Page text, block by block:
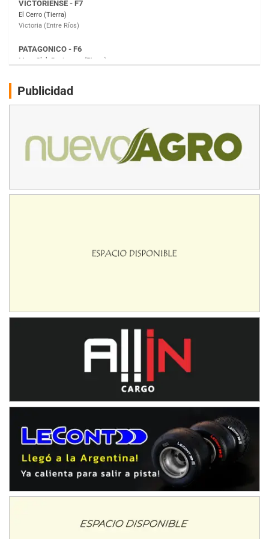
Moto Club Reginense (Tierra)
Gral. E. Godoy (Río Negro)
Juventud Unida (Tierra)
Humboldt (Santa Fe)
NORESTE SANTAFESINO - F6
Ciudad de Avellaneda (Asfalto)
Avellaneda (Santa Fe)
José Samuel Sánchez (Tierra)
Rufino (Santa Fe)
IAME SERIES ARGENTINA 6
Ciudad de Trenque Lauquen (Asfalto)
ENTRERRIANO - F6 (POSTERGADA)
El Cerro (Tierra)
PATAGONICO - F6
Gral. E. Godoy (Río Negro)
Juventud Unida (Tierra)
NORESTE SANTAFESINO - F6
Publicidad